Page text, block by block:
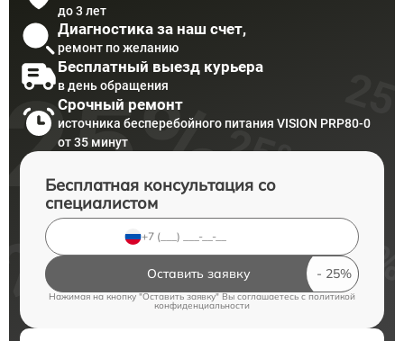
до 3 лет
Диагностика за наш счет,
ремонт по желанию
Бесплатный выезд курьера
в день обращения
Срочный ремонт
источника бесперебойного питания VISION PRP80-0
от 35 минут
Бесплатная консультация со
специалистом
Оставить заявку
Нажимая на кнопку "Оставить заявку" Вы соглашаетесь cполитикой
конфиденциальности